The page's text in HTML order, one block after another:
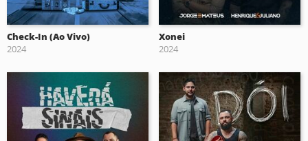
Check-In (Ao Vivo)
2024
Xonei
2024